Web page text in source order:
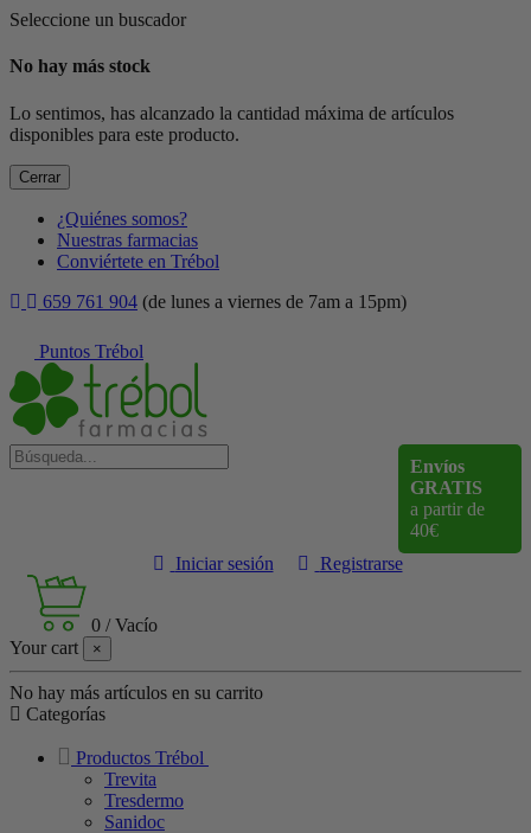
Seleccione un buscador
No hay más stock
Lo sentimos, has alcanzado la cantidad máxima de artículos
disponibles para este producto.
Cerrar
¿Quiénes somos?
Nuestras farmacias
Conviértete en Trébol
659 761 904 (de lunes a viernes de 7am a 15pm)
Puntos Trébol
Envíos
GRATIS
a partir de
40€
Iniciar sesión
Registrarse
0 /Vacío
Your cart
×
No hay más artículos en su carrito
Categorías
Productos Trébol
Trevita
Tresdermo
Sanidoc